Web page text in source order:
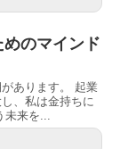
のマインド
あります。 起業
、私は金持ちに
来を...